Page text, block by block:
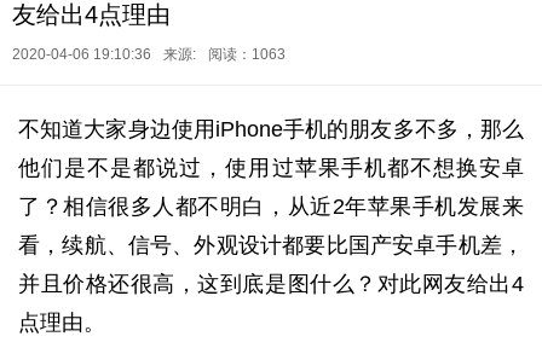
友给出4点理由
2020-04-06 19:10:36 来源: 阅读：1063
不知道大家身边使用iPhone手机的朋友多不多，那么
他们是不是都说过，使用过苹果手机都不想换安卓
了？相信很多人都不明白，从近2年苹果手机发展来
看，续航、信号、外观设计都要比国产安卓手机差，
并且价格还很高，这到底是图什么？对此网友给出4
点理由。